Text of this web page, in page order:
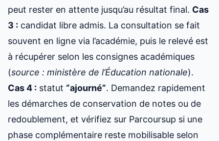
peut rester en attente jusqu’au résultat final. Cas
3 : candidat libre admis. La consultation se fait
souvent en ligne via l’académie, puis le relevé est
à récupérer selon les consignes académiques
(source : ministère de l’Éducation nationale).
Cas 4 : statut “ajourné”. Demandez rapidement
les démarches de conservation de notes ou de
redoublement, et vérifiez sur Parcoursup si une
phase complémentaire reste mobilisable selon